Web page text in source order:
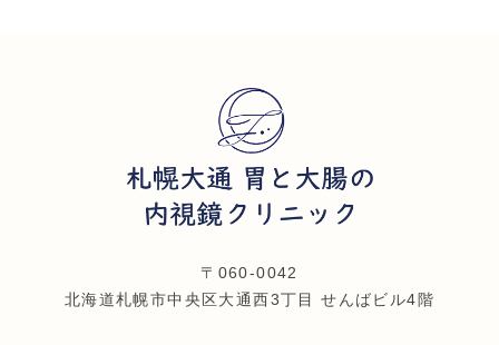
〒060-0042
北海道札幌市中央区大通西3丁目 せんばビル4階